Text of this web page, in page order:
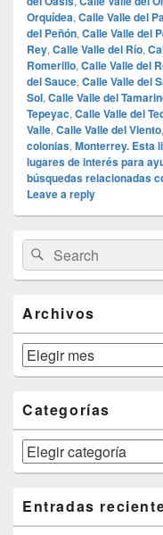
Orquídea, Calle Valle del
del Peñón, Calle Valle del
Rey, Calle Valle del Río,
Romerillo, Calle Valle del
del Sauce, Calle Valle del
Sol, Calle Valle del
Tepeyac, Calle Valle del
Valle, Calle Valle del Viento,
colonias, Monterrey. Esta
lugares de interés para
búsquedas relacionadas
Leave a reply
Primary
Sidebar
Widget
Area
Search
for:
Search
Archivos
Archivos
Categorías
Categorías
Entradas